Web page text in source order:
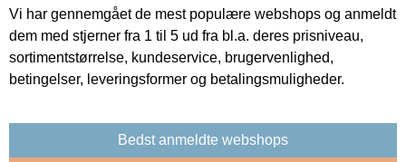
Vi har gennemgået de mest populære webshops og anmeldt
dem med stjerner fra 1 til 5 ud fra bl.a. deres prisniveau,
sortimentstørrelse, kundeservice, brugervenlighed,
betingelser, leveringsformer og betalingsmuligheder.
Bedst anmeldte webshops